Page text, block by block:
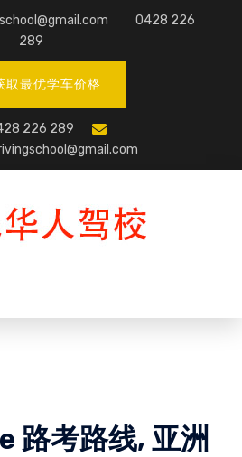
0428 226
289
取最优学车价格
226 289
考路线, 亚洲